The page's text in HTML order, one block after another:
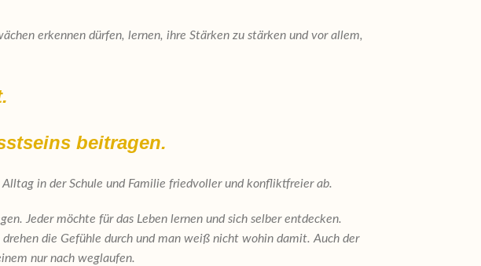
erkennen dürfen, lernen, ihre Stärken zu stärken und vor allem,
beitragen.
in der Schule und Familie friedvoller und konfliktfreier ab.
Jeder möchte für das Leben lernen und sich selber entdecken.
die Gefühle durch und man weiß nicht wohin damit. Auch der
einem nur nach weglaufen.